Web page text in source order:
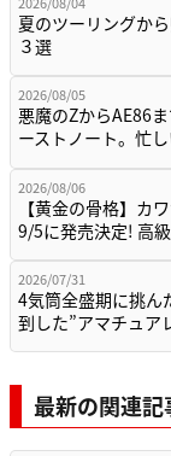
夏のツーリングか
３選
2026/08/05
悪魔のZからAE86
ーストノート。忙
2026/08/06
【黄金の骨格】カ
9/5に発売決定! 高
2026/07/31
4気筒全盛期に挑ん
到した”アマチュ
最新の関連